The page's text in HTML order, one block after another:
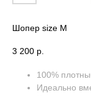
Шопер size M
3 200 р.
100%
Идеально